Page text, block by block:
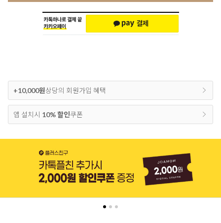
+10,000원상당의 회원가입 혜택
앱 설치시 10% 할인쿠폰